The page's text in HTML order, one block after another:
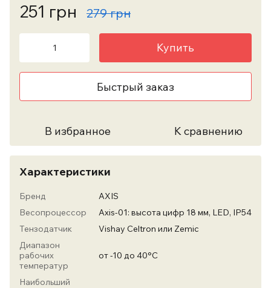
251 грн 279 грн
Купить
Быстрый заказ
В избранное К сравнению
Характеристики
Бренд
AXIS
Весопроцессор
Axis-01: высота цифр 18 мм, LED, IP54
Тензодатчик
Vishay Celtron или Zemic
Диапазон
рабочих
температур
от -10 до 40°С
Наибольший